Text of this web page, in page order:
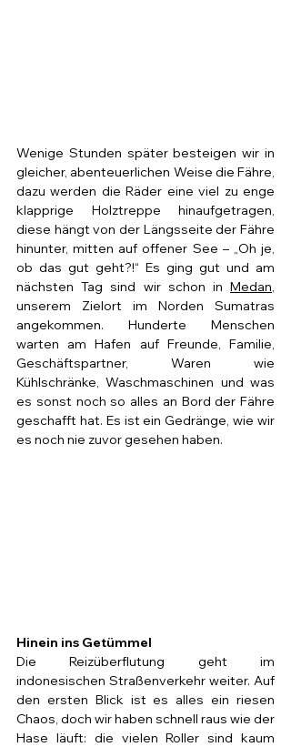
Wenige Stunden später besteigen wir in
gleicher, abenteuerlichen Weise die Fähre,
dazu werden die Räder eine viel zu enge
klapprige Holztreppe hinaufgetragen,
diese hängt von der Längsseite der Fähre
hinunter, mitten auf offener See – „Oh je,
ob das gut geht?!“ Es ging gut und am
nächsten Tag sind wir schon in Medan,
unserem Zielort im Norden Sumatras
angekommen. Hunderte Menschen
warten am Hafen auf Freunde, Familie,
Geschäftspartner, Waren wie
Kühlschränke, Waschmaschinen und was
es sonst noch so alles an Bord der Fähre
geschafft hat. Es ist ein Gedränge, wie wir
es noch nie zuvor gesehen haben.
Hinein ins Getümmel
Die Reizüberflutung geht im
indonesischen Straßenverkehr weiter. Auf
den ersten Blick ist es alles ein riesen
Chaos, doch wir haben schnell raus wie der
Hase läuft: die vielen Roller sind kaum